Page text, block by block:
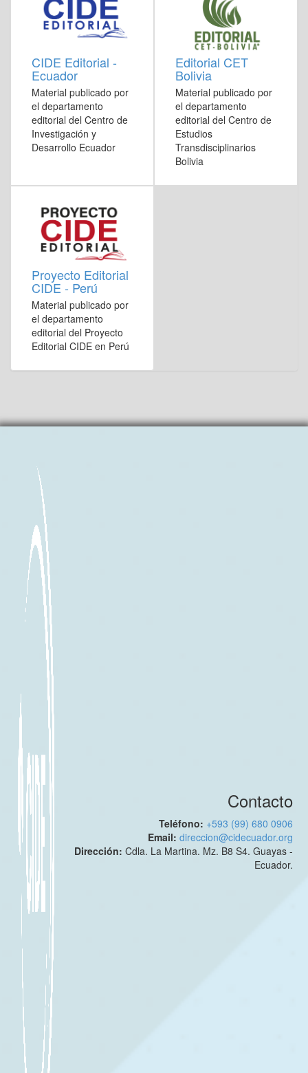
CIDE Editorial -
Ecuador
Material publicado por
el departamento
editorial del Centro de
Investigación y
Desarrollo Ecuador
Editorial CET
Bolivia
Material publicado por
el departamento
editorial del Centro de
Estudios
Transdisciplinarios
Bolivia
Proyecto Editorial
CIDE - Perú
Material publicado por
el departamento
editorial del Proyecto
Editorial CIDE en Perú
Contacto
Teléfono: +593 (99) 680 0906
Email:direccion@cidecuador.org
Dirección:Cdla. La Martina. Mz. B8 S4. Guayas -
Ecuador.